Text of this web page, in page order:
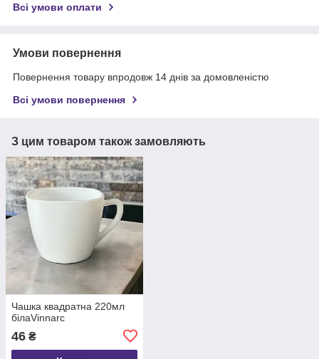
Всі умови оплати
Умови повернення
Повернення товару впродовж 14 днів за домовленістю
Всі умови повернення
З цим товаром також замовляють
Чашка квадратна 220мл
білаVinnarc
46 ₴